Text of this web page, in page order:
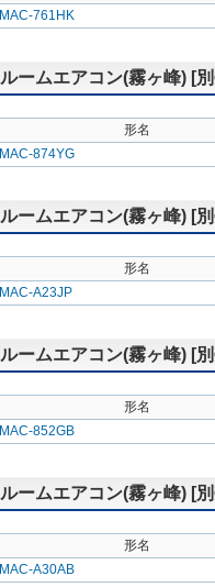
MAC-761HK
ルームエアコン(霧ヶ峰) [
形名
MAC-874YG
ルームエアコン(霧ヶ峰) [
形名
MAC-A23JP
ルームエアコン(霧ヶ峰) [
形名
MAC-852GB
ルームエアコン(霧ヶ峰) [
形名
MAC-A30AB